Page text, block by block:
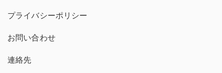
プライバシーポリシー
お問い合わせ
連絡先